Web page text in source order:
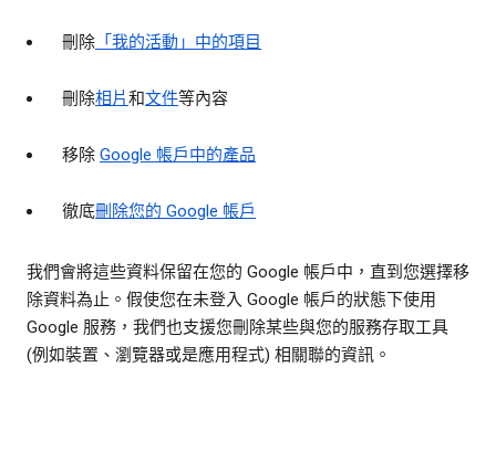
刪除 「我的活動」中的項目
刪除相片和文件等內容
移除 Google 帳戶中的產品
徹底刪除您的 Google 帳戶
我們會將這些資料保留在您的 Google 帳戶中，直到您選擇移
除資料為止。假使您在未登入 Google 帳戶的狀態下使用
Google 服務，我們也支援您刪除某些與您的服務存取工具
(例如裝置、瀏覽器或是應用程式) 相關聯的資訊。